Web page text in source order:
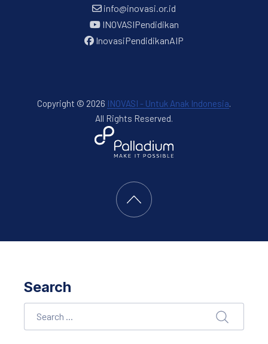
info@inovasi.or.id
INOVASIPendidikan
InovasiPendidikanAIP
Copyright © 2026 INOVASI - Untuk Anak Indonesia.
All Rights Reserved.
FORQY
Back to Top
Search
SEARCH